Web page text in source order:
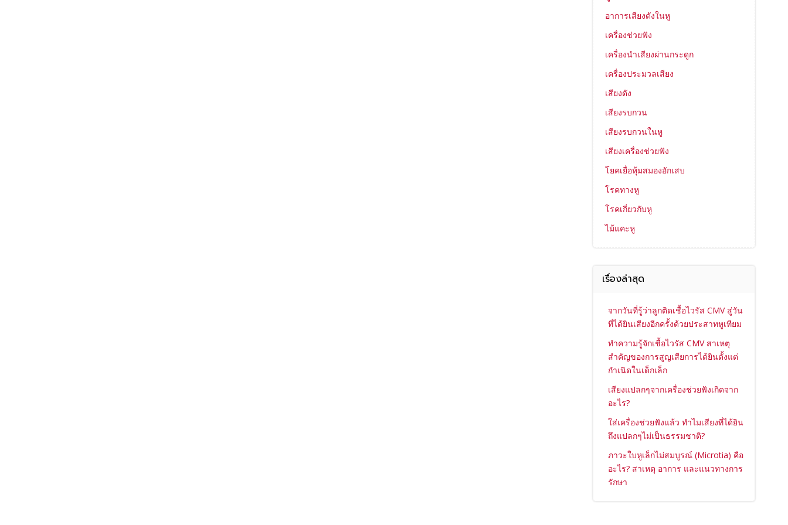
อาการเสียงดังในหู
เครื่องช่วยฟัง
เครื่องนำเสียงผ่านกระดูก
เครื่องประมวลเสียง
เสียงดัง
เสียงรบกวน
เสียงรบกวนในหู
เสียงเครื่องช่วยฟัง
โยคเยื่อหุ้มสมองอักเสบ
โรคทางหู
โรคเกี่ยวกับหู
ไม้แคะหู
เรื่องล่าสุด
จากวันที่รู้ว่าลูกติดเชื้อไวรัส CMV สู่วัน
ที่ได้ยินเสียงอีกครั้งด้วยประสาทหูเทียม
ทำความรู้จักเชื้อไวรัส CMV สาเหตุ
สำคัญของการสูญเสียการได้ยินตั้งแต่
กำเนิดในเด็กเล็ก
เสียงแปลกๆจากเครื่องช่วยฟังเกิดจาก
อะไร?
ใส่เครื่องช่วยฟังแล้ว ทำไมเสียงที่ได้ยิน
ถึงแปลกๆไม่เป็นธรรมชาติ?
ภาวะใบหูเล็กไม่สมบูรณ์ (Microtia) คือ
อะไร? สาเหตุ อาการ และแนวทางการ
รักษา